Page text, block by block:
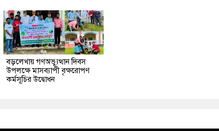
বড়লেখায় গণঅভ্যুত্থান দিবস
উপলক্ষে মাসব্যাপী বৃক্ষরোপণ
কর্মসূচির উদ্বোধন